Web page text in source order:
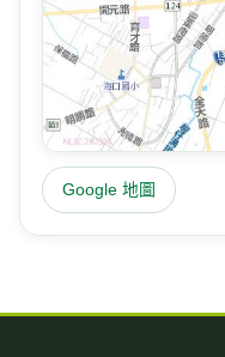
Google 地圖